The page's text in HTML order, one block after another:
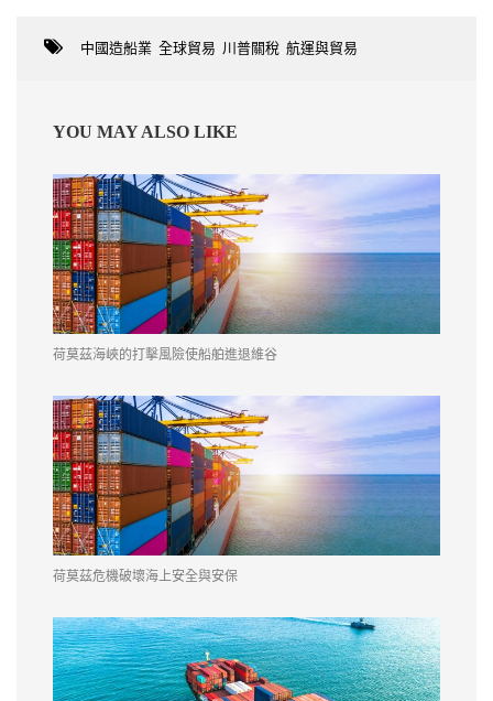
中國造船業 全球貿易 川普關稅 航運與貿易
YOU MAY ALSO LIKE
荷莫茲海峽的打擊風險使船舶進退維谷
荷莫茲危機破壞海上安全與安保